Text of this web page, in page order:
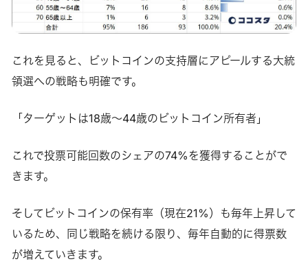
これを見ると、ビットコインの支持層にアピールする大統
領選への戦略も明確です。
「ターゲットは18歳～44歳のビットコイン所有者」
これで投票可能回数のシェアの74%を獲得することがで
きます。
そしてビットコインの保有率（現在21%）も毎年上昇して
いるため、同じ戦略を続ける限り、毎年自動的に得票数
が増えていきます。